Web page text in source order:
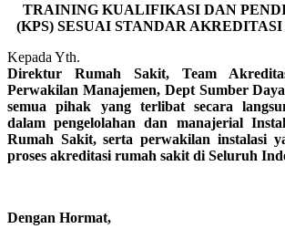
TRAINING KUALIFIKASI DAN
(KPS) SESUAI STANDAR
Kepada Yth.
Direktur Rumah Sakit, Team
Perwakilan Manajemen, Dept Sumber
semua pihak yang terlibat secara
dalam pengelolahan dan manajerial
Rumah Sakit, serta perwakilan instalasi
proses akreditasi rumah sakit di Seluruh
Dengan Hormat,